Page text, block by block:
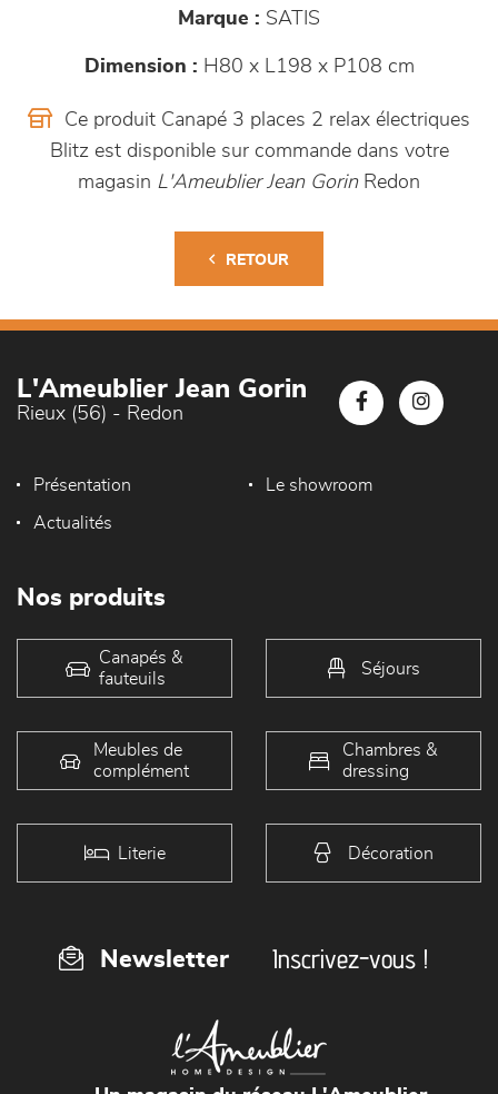
Marque : SATIS
Dimension : H80 x L198 x P108 cm
Ce produit Canapé 3 places 2 relax électriques
Blitz est disponible sur commande dans votre
magasin L'Ameublier Jean GorinRedon
RETOUR
L'Ameublier Jean Gorin
Rieux (56) - Redon
Présentation Le showroom
Actualités
Nos produits
Canapés &
fauteuils
Séjours
Meubles de
complément
Chambres &
dressing
Literie Décoration
Newsletter Inscrivez-vous !